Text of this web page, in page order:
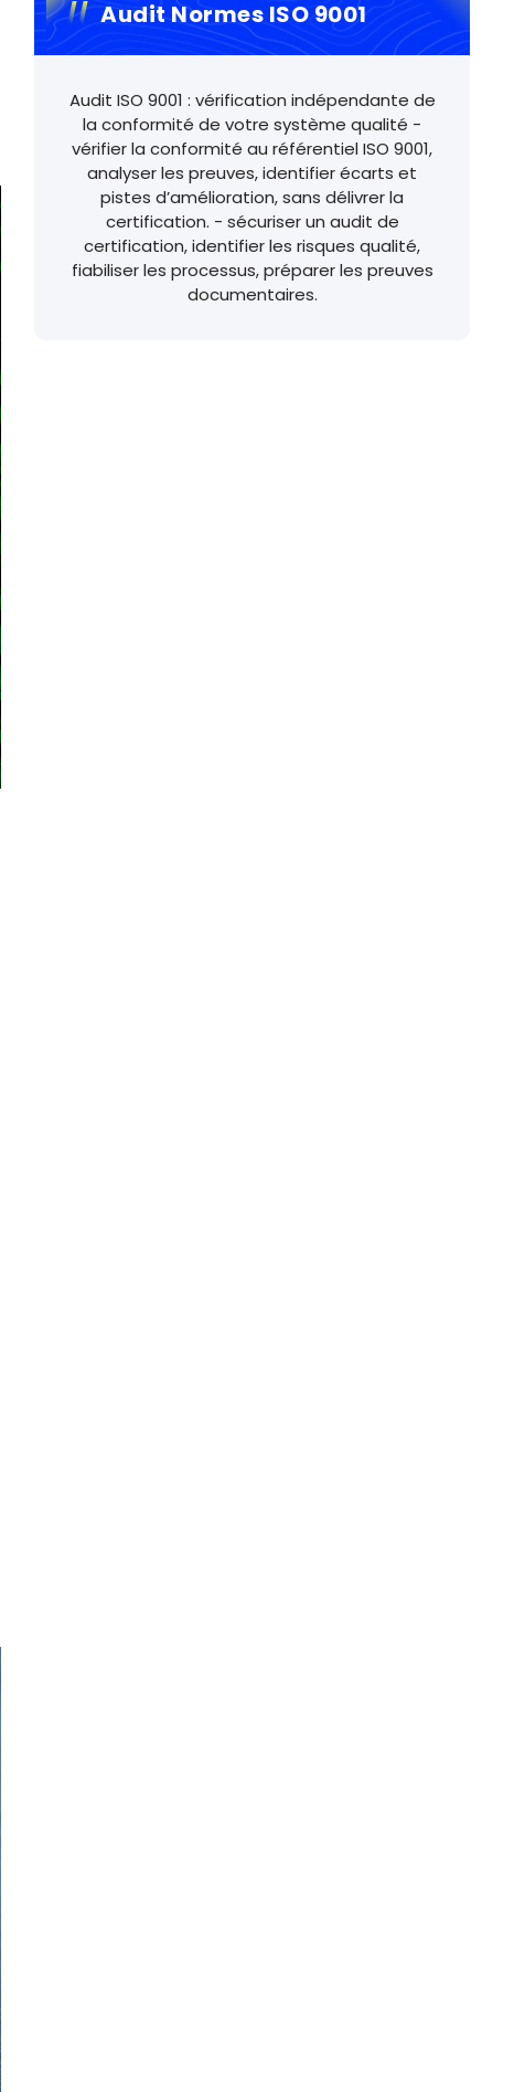
Audit Normes ISO 9001
Audit ISO 9001 : vérification indépendante de
la conformité de votre système qualité -
vérifier la conformité au référentiel ISO 9001,
analyser les preuves, identifier écarts et
pistes d’amélioration, sans délivrer la
certification. - sécuriser un audit de
certification, identifier les risques qualité,
fiabiliser les processus, préparer les preuves
documentaires.